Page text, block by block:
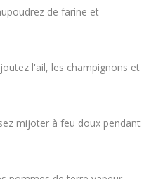
de farine et
l'ail, les champignons et
mijoter à feu doux pendant